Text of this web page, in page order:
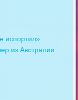
испортил»
из Австралии